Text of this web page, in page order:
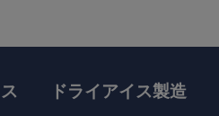
ドライアイス製造